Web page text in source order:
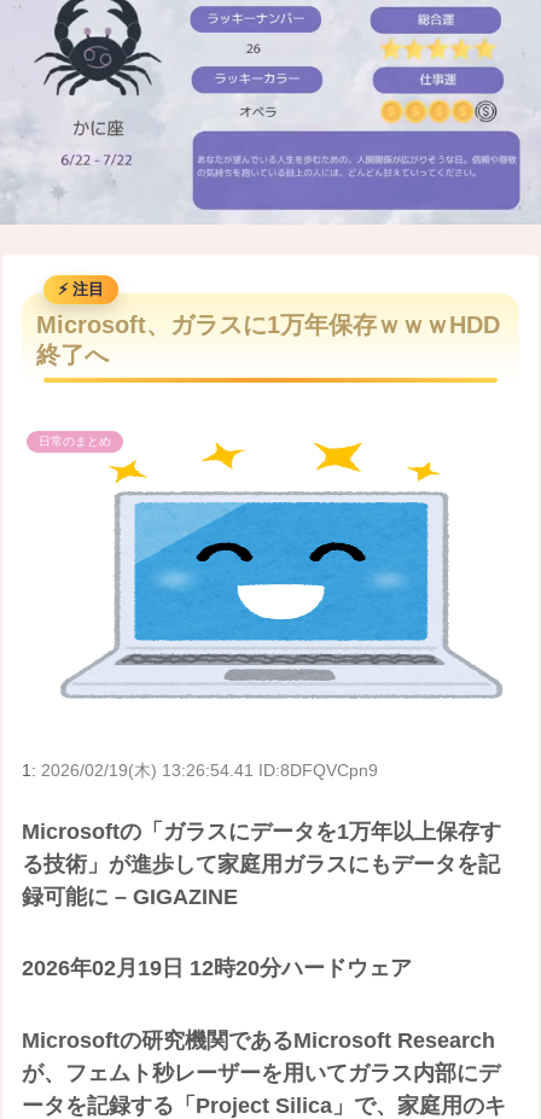
M
u
Microsoft、ガラスに1万年保存ｗｗｗHDD
終了へ
日常のまとめ
1: 2026/02/19(木) 13:26:54.41 ID:8DFQVCpn9
Microsoftの「ガラスにデータを1万年以上保存す
る技術」が進歩して家庭用ガラスにもデータを記
録可能に – GIGAZINE
2026年02月19日 12時20分ハードウェア
Microsoftの研究機関であるMicrosoft Research
が、フェムト秒レーザーを用いてガラス内部にデ
ータを記録する「Project Silica」で、家庭用のキ